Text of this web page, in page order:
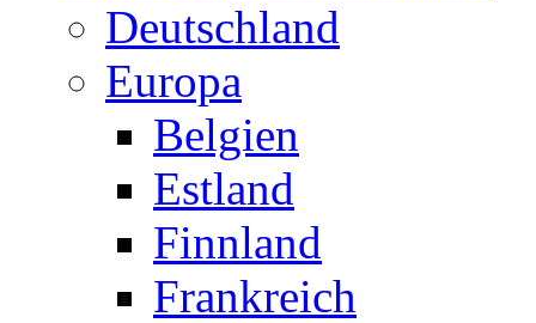
Deutschland
Europa
Belgien
Estland
Finnland
Frankreich